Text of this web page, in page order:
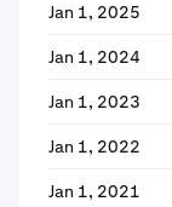
Jan 1, 2025
Jan 1, 2024
Jan 1, 2023
Jan 1, 2022
Jan 1, 2021